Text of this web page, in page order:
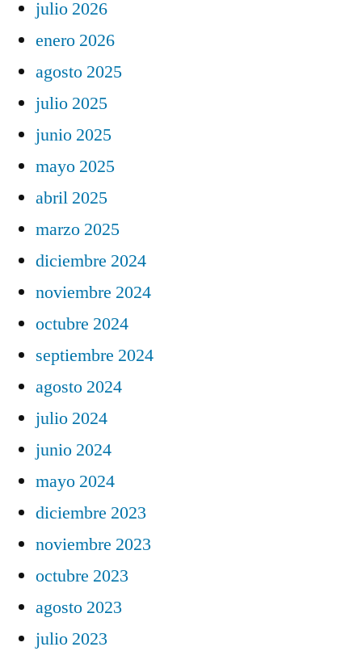
julio 2026
enero 2026
agosto 2025
julio 2025
junio 2025
mayo 2025
abril 2025
marzo 2025
diciembre 2024
noviembre 2024
octubre 2024
septiembre 2024
agosto 2024
julio 2024
junio 2024
mayo 2024
diciembre 2023
noviembre 2023
octubre 2023
agosto 2023
julio 2023